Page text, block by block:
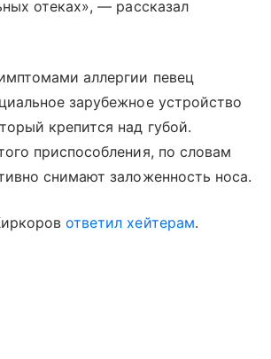
отеках», — рассказал
аллергии певец
зарубежное устройство
крепится над губой.
приспособления, по словам
снимают заложенность носа.
ответил хейтерам.